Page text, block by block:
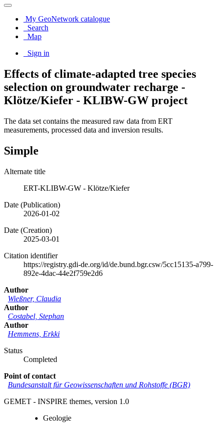
My GeoNetwork catalogue
Search
Map
Sign in
Effects of climate-adapted tree species
selection on groundwater recharge -
Klötze/Kiefer - KLIBW-GW project
The data set contains the measured raw data from ERT
measurements, processed data and inversion results.
Simple
Alternate title
ERT-KLIBW-GW - Klötze/Kiefer
Date (Publication)
2026-01-02
Date (Creation)
2025-03-01
Citation identifier
https://registry.gdi-de.org/id/de.bund.bgr.csw/5cc15135-a799-
892e-4dac-44e2f759e2d6
Author
Wießner, Claudia
Author
Costabel, Stephan
Author
Hemmens, Erkki
Status
Completed
Point of contact
Bundesanstalt für Geowissenschaften und Rohstoffe (BGR)
GEMET - INSPIRE themes, version 1.0
Geologie